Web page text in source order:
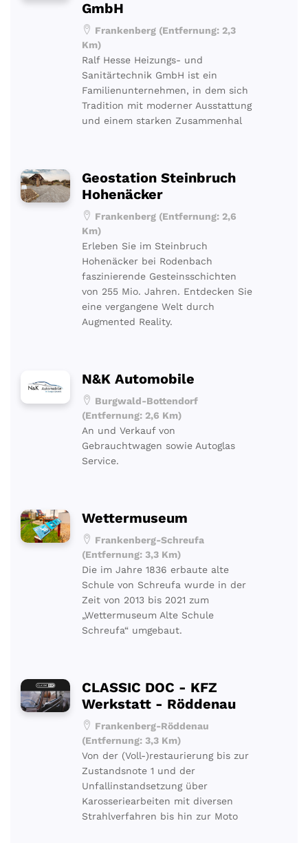
GmbH
Frankenberg (Entfernung: 2,3
Km)
Ralf Hesse Heizungs- und
Sanitärtechnik GmbH ist ein
Familienunternehmen, in dem sich
Tradition mit moderner Ausstattung
und einem starken Zusammenhal
Geostation Steinbruch
Hohenäcker
Frankenberg (Entfernung: 2,6
Km)
Erleben Sie im Steinbruch
Hohenäcker bei Rodenbach
faszinierende Gesteinsschichten
von 255 Mio. Jahren. Entdecken Sie
eine vergangene Welt durch
Augmented Reality.
N&K Automobile
Burgwald-Bottendorf
(Entfernung: 2,6 Km)
An und Verkauf von
Gebrauchtwagen sowie Autoglas
Service.
Wettermuseum
Frankenberg-Schreufa
(Entfernung: 3,3 Km)
Die im Jahre 1836 erbaute alte
Schule von Schreufa wurde in der
Zeit von 2013 bis 2021 zum
„Wettermuseum Alte Schule
Schreufa“ umgebaut.
CLASSIC DOC - KFZ
Werkstatt - Röddenau
Frankenberg-Röddenau
(Entfernung: 3,3 Km)
Von der (Voll-)restaurierung bis zur
Zustandsnote 1 und der
Unfallinstandsetzung über
Karosseriearbeiten mit diversen
Strahlverfahren bis hin zur Moto